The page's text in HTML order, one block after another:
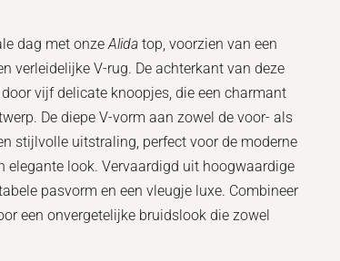
dag met onzeAlida top, voorzien van een
verleidelijke V-rug. De achterkant van deze
vijf delicate knoopjes, die een charmant
De diepe V-vorm aan zowel de voor- als
stijlvolle uitstraling, perfect voor de moderne
elegante look. Vervaardigd uit hoogwaardige
pasvorm en een vleugje luxe. Combineer
een onvergetelijke bruidslook die zowel